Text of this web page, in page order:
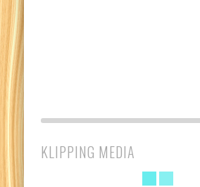
KLIPPING MEDIA